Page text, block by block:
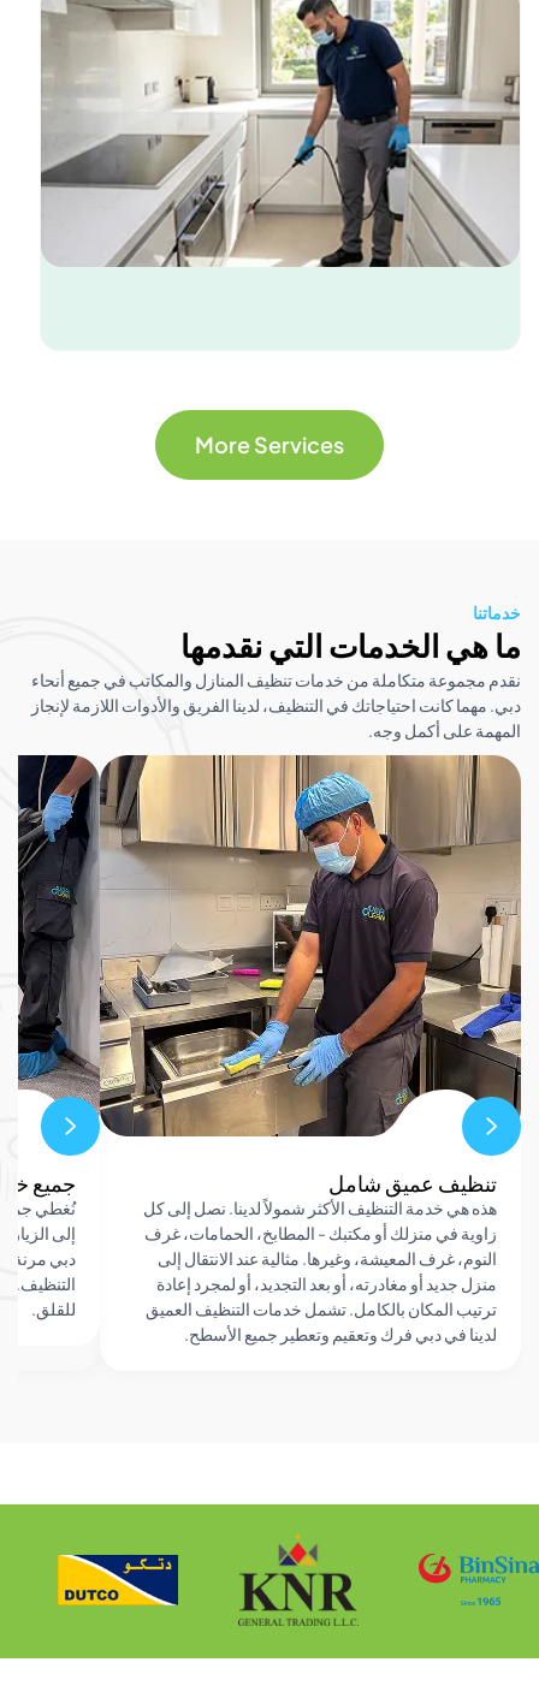
More Services
الخدمات التي نقدمها
متكاملة من خدمات تنظيف المنازل والمكاتب في جميع أنحاء
كانت احتياجاتك في التنظيف، لدينا الفريق والأدوات اللازمة لإنجاز
على أكمل وجه.
عميق شامل
خدمة التنظيف الأكثر شمولاً لدينا. نصل إلى كل
في منزلك أو مكتبك - المطابخ، الحمامات، غرف
غرف المعيشة، وغيرها. مثالية عند الانتقال إلى
جديد أو مغادرته، أو بعد التجديد، أو لمجرد إعادة
المكان بالكامل. تشمل خدمات التنظيف العميق
في دبي فرك وتعقيم وتعطير جميع الأسطح.
جميع خدمات
نُغطي جميع
إلى الزيارات
دبي مرنة، حيث
التنظيف. نستخدم